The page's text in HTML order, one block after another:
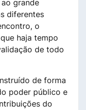
grande
diferentes
o
haja tempo
de todo
de forma
poder público e
do